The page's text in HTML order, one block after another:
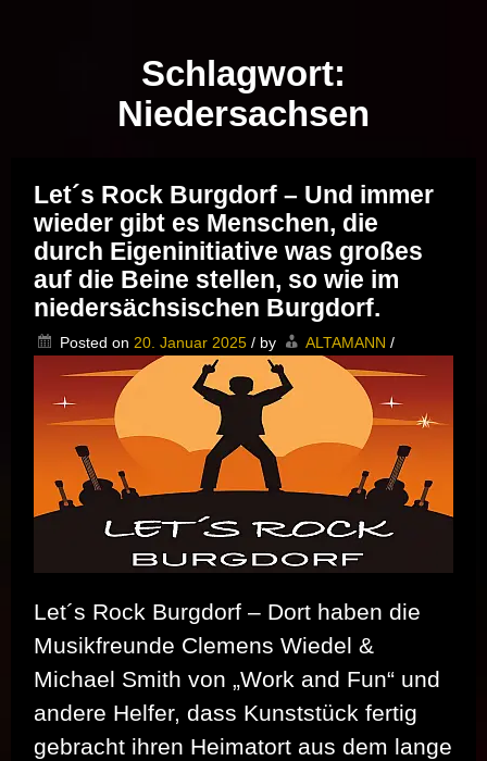
Schlagwort:
Niedersachsen
Let´s Rock Burgdorf – Und immer
wieder gibt es Menschen, die
durch Eigeninitiative was großes
auf die Beine stellen, so wie im
niedersächsischen Burgdorf.
Posted on 20. Januar 2025 / by ALTAMANN /
Let´s Rock Burgdorf – Dort haben die
Musikfreunde Clemens Wiedel &
Michael Smith von „Work and Fun“ und
andere Helfer, dass Kunststück fertig
gebracht ihren Heimatort aus dem lange